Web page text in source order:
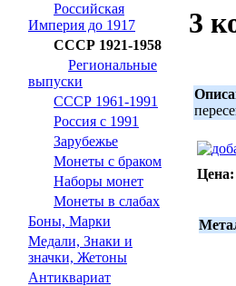
Российская
Империя до 1917
СССР 1921-1958
Региональные
выпуски
СССР 1961-1991
Россия с 1991
Зарубежье
Монеты с браком
Наборы монет
Монеты в слабах
Боны, Марки
Медали, Знаки и
значки, Жетоны
Антиквариат
3
Цена: